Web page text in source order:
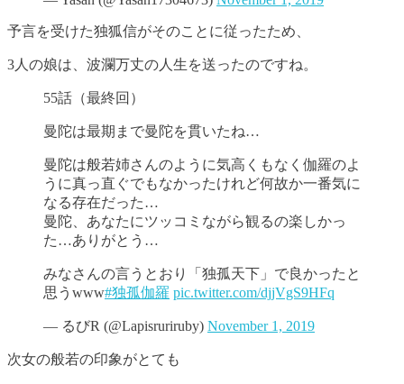
予言を受けた独狐信がそのことに従ったため、
3人の娘は、波瀾万丈の人生を送ったのですね。
55話（最終回）
曼陀は最期まで曼陀を貫いたね…
曼陀は般若姉さんのように気高くもなく伽羅のよ
うに真っ直ぐでもなかったけれど何故か一番気に
なる存在だった…
曼陀、あなたにツッコミながら観るの楽しかっ
た…ありがとう…
みなさんの言うとおり「独孤天下」で良かったと
思うwww#独孤伽羅 pic.twitter.com/djjVgS9HFq
— るびR (@Lapisruriruby) November 1, 2019
次女の般若の印象がとても